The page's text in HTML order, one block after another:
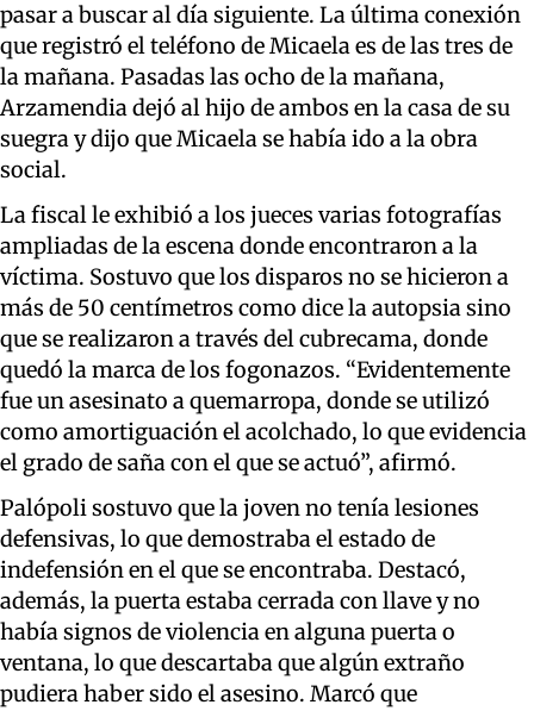
pasar a buscar al día siguiente. La última conexión
que registró el teléfono de Micaela es de las tres de
la mañana. Pasadas las ocho de la mañana,
Arzamendia dejó al hijo de ambos en la casa de su
suegra y dijo que Micaela se había ido a la obra
social.
La fiscal le exhibió a los jueces varias fotografías
ampliadas de la escena donde encontraron a la
víctima. Sostuvo que los disparos no se hicieron a
más de 50 centímetros como dice la autopsia sino
que se realizaron a través del cubrecama, donde
quedó la marca de los fogonazos. “Evidentemente
fue un asesinato a quemarropa, donde se utilizó
como amortiguación el acolchado, lo que evidencia
el grado de saña con el que se actuó”, afirmó.
Palópoli sostuvo que la joven no tenía lesiones
defensivas, lo que demostraba el estado de
indefensión en el que se encontraba. Destacó,
además, la puerta estaba cerrada con llave y no
había signos de violencia en alguna puerta o
ventana, lo que descartaba que algún extraño
pudiera haber sido el asesino. Marcó que